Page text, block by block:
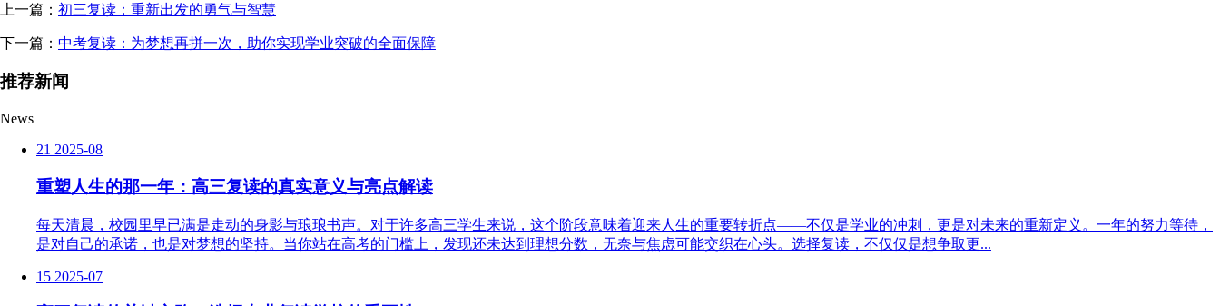
上一篇： 初三复读：重新出发的勇气与智慧
下一篇： 中考复读：为梦想再拼一次，助你实现学业突破的全面保障
推荐新闻
News
21 2025-08
重塑人生的那一年：高三复读的真实意义与亮点解读
每天清晨，校园里早已满是走动的身影与琅琅书声。对于许多高三学生来说，这个阶段意味着迎来人生的重要转折点——不仅是学业的冲刺，更是对未来的重新定义。一年的努力等待，
是对自己的承诺，也是对梦想的坚持。当你站在高考的门槛上，发现还未达到理想分数，无奈与焦虑可能交织在心头。选择复读，不仅仅是想争取更...
15 2025-07